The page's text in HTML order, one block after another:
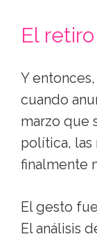
El
Y
cuando
marzo que
política, las
finalmente
El gesto
El análisis